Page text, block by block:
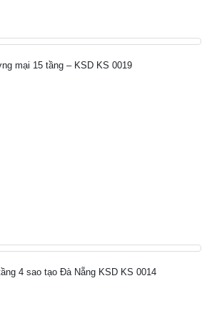
mại 15 tầng – KSD KS 0019
4 sao tạo Đà Nẵng KSD KS 0014